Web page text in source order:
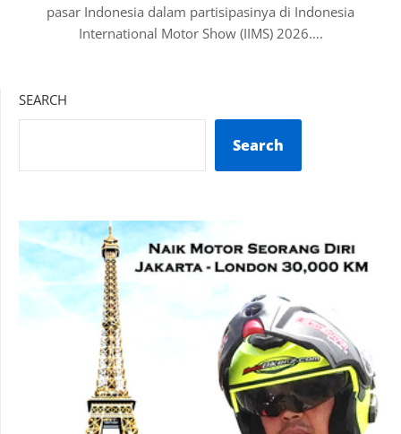
pasar Indonesia dalam partisipasinya di Indonesia
International Motor Show (IIMS) 2026….
SEARCH
Search